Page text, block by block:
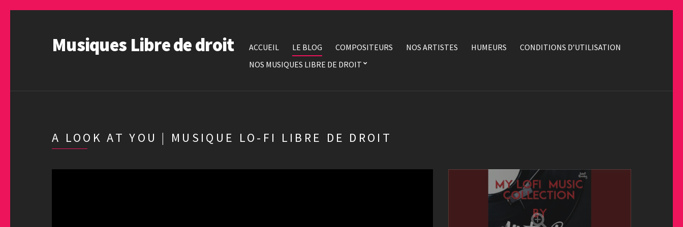
Musiques Libre de droit ACCUEIL LE BLOG COMPOSITEURS NOS ARTISTES HUMEURS
CONDITIONS D’UTILISATION
NOS MUSIQUES LIBRE DE DROIT
A LOOK AT YOU | MUSIQUE LO-FI LIBRE DE DROIT